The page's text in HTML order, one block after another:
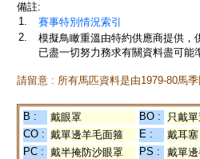
備註:
1.
賽事特別情況索引
2.
模擬鳥瞰重溫由特約供應商提供，
已盡一切努力務求有關資料盡可
請留意 : 所有馬匹資料是由1979-80馬
B : 戴眼罩 BO : 只戴
CO : 戴單邊羊毛面箍 E : 戴耳塞
PC : 戴半掩防沙眼罩 PS :
戴單